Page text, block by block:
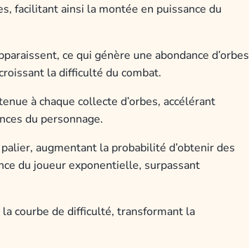
facilitant ainsi la montée en puissance du
ce qui génère une abondance d’orbes
la difficulté du combat.
à chaque collecte d’orbes, accélérant
du personnage.
augmentant la probabilité d’obtenir des
du joueur exponentielle, surpassant
courbe de difficulté, transformant la